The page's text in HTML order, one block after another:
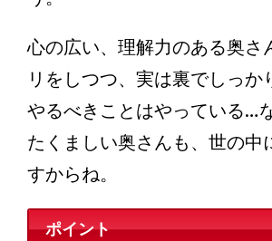
心の広い、理解力のある奥さ
リをしつつ、実は裏でしっか
やるべきことはやっている…
たくましい奥さんも、世の中
すからね。
ポイント